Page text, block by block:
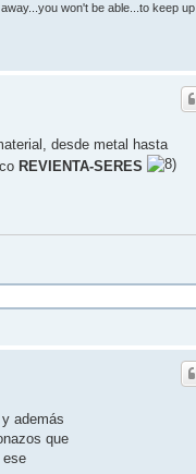
won't be able...to keep up
desde metal hasta
REVIENTA-SERES
además
que
ese